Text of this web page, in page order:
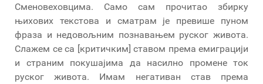
Сменовеховцима. Само сам прочитао збирку
њихових текстова и сматрам је превише пуном
фраза и недовољним познавањем руског живота.
Слажем се са [критичким] ставом према емиграцији
и страним покушајима да насилно промене ток
руског живота. Имам негативан став према